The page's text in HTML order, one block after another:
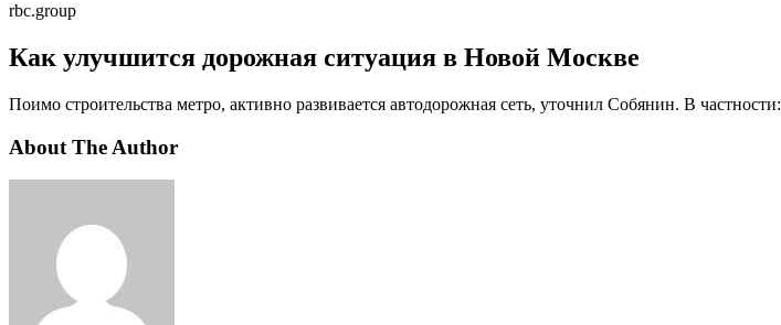
rbc.group
Как улучшится дорожная ситуация в Новой Москве
Поимо строительства метро, активно развивается автодорожная сеть, уточнил Собянин. В частности:
About The Author